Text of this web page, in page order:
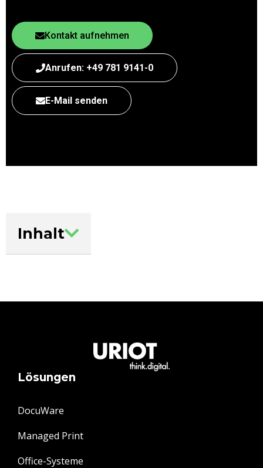
Kontakt aufnehmen
Anrufen: +49 781 9141-0
E-Mail senden
Inhalt
Lösungen
DocuWare
Managed Print
Office-Systeme